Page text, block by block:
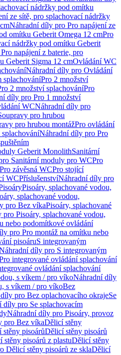
nádržky pod omítku
ze sítě, pro splachovací nádržky
Náhradní díly pro Pro napájení ze
omítku Geberit Omega 12 cmPro
nádržky pod omítku Geberit
napájení z baterie, pro
Geberit Sigma 12 cmOvládání WC
Náhradní díly pro Ovládání
splachováníPro 2 množství
2 množství splachováníPro
díly pro Pro 1 množství
WCNáhradní díly pro
pro hrubou
pro hrubou montážPro ovládání
Náhradní díly pro Pro
Geberit MonolithSanitární
Sanitární moduly pro WCPro
závěsná WCPro stojící
WCPříslušenstvíNáhradní díly pro
Pisoáry, splachované vodou,
splachované vodou,
pro Bez víkaPisoáry, splachované
Pisoáry, splachované vodou,
nebo podomítkové ovládání
pro Pro montáž na omítku nebo
pisoáruS integrovaným
díly pro S integrovaným
integrované ovládání splachování
ovládání splachování
s víkem / pro víkoNáhradní díly
s víkem / pro víkoBez
pro Bez oplachovacího okrajeSe
díly pro Se splachovacím
Náhradní díly pro Pisoáry, provoz
pro Bez víkaDělicí stěny
pisoárůDělicí stěny pisoárů
pisoárů z plastuDělicí stěny
Dělicí stěny pisoárů ze sklaDělicí